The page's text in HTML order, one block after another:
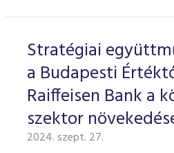
Stratégiai
a Budapesti
Raiffeisen Bank a
szektor
2024. szept. 27.